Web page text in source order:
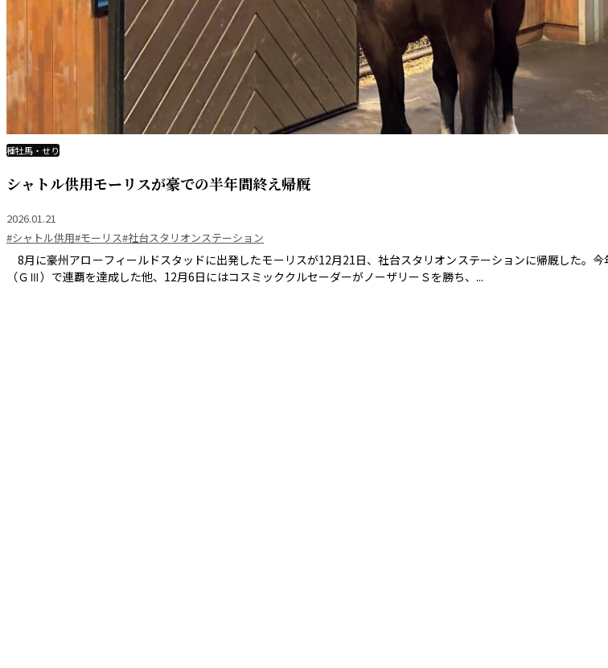
種牡馬・せり
シャトル供用モーリスが豪での半年間終え帰厩
2026.01.21
#シャトル供用#モーリス#社台スタリオンステーション
8月に豪州アローフィールドスタッドに出発したモーリスが12月21日、社台スタリオンステーションに帰厩した。今
（ＧⅢ）で連覇を達成した他、12月6日にはコスミッククルセーダーがノーザリーＳを勝ち、...